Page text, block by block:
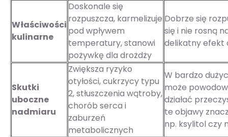
Właściwości
kulinarne
Doskonale się
rozpuszcza, karmelizuje
pod wpływem
temperatury, stanowi
pożywkę dla drożdży
Dobrze się
się i nie rosną
delikatny efekt
Skutki
uboczne
nadmiaru
Zwiększa ryzyko
otyłości, cukrzycy typu
2, stłuszczenia wątroby,
chorób serca i
zaburzeń
metabolicznych
W bardzo
może
działać
te objawy
np. ksylitol czy